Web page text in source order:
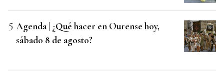
Agenda | ¿Qué hacer en Ourense hoy,
sábado 8 de agosto?